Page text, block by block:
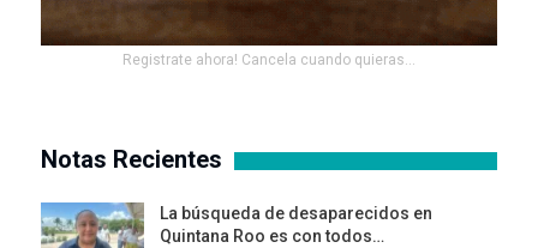
Registrate ahora! Cancela cuando quieras...
Notas Recientes
La búsqueda de desaparecidos en
Quintana Roo es con todos…